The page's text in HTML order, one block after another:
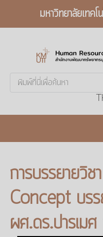
มหาวิทยาลัยเทค
Search
การบรรยายวิ
Concept บรร
ผศ.ดร.ปารเม